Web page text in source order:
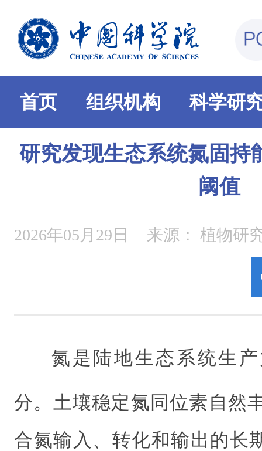
首页 组织机构 科学研
研究发现生态系统氮固持
阈值
2026年05月29日 来源： 植物研
氮是陆地生态系统生
分。土壤稳定氮同位素自然
合氮输入、转化和输出的长